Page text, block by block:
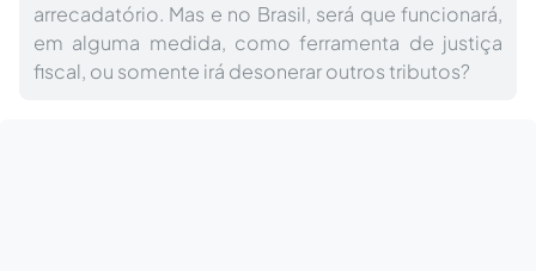
arrecadatório. Mas e no Brasil, será que funcionará,
em alguma medida, como ferramenta de justiça
fiscal, ou somente irá desonerar outros tributos?